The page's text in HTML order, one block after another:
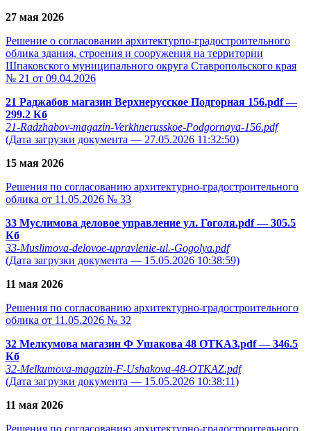
27 мая 2026
Решение о согласовании архитектурпо-градостроительного
облика здания, строения и сооружения на территории
Шпаковского муниципального округа Ставропольского края
№ 21 от 09.04.2026
21 Раджабов магазин Верхнерусское Подгорная 156.pdf—
299.2 Кб
21-Radzhabov-magazin-Verkhnerusskoe-Podgornaya-156.pdf
(Дата загрузки документа — 27.05.2026 11:32:50)
15 мая 2026
Решения по согласованию архитектурно-градостроительного
облика от 11.05.2026 № 33
33 Муслимова деловое управление ул. Гоголя.pdf— 305.5
Кб
33-Muslimova-delovoe-upravlenie-ul.-Gogolya.pdf
(Дата загрузки документа — 15.05.2026 10:38:59)
11 мая 2026
Решения по согласованию архитектурно-градостроительного
облика от 11.05.2026 № 32
32 Мелкумова магазин Ф Ушакова 48 ОТКАЗ.pdf— 346.5
Кб
32-Melkumova-magazin-F-Ushakova-48-OTKAZ.pdf
(Дата загрузки документа — 15.05.2026 10:38:11)
11 мая 2026
Решения по согласованию архитектурно-градостроительного